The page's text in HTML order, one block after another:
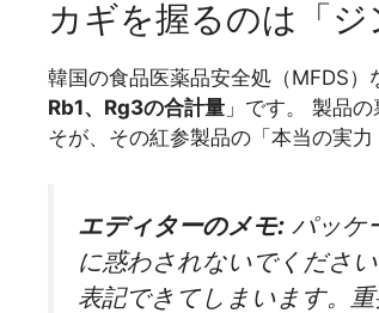
カギを握るのは「
韓国の食品医薬品安全処（MFDS
Rb1、Rg3の合計量 」です。 製品
そが、その紅参製品の「本当の実
エディターのメモ: パッケ
に惑わされないでくださ
表記できてしまいます。重